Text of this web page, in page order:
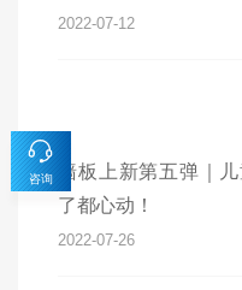
2022-07-12
墙板上新第五弹｜
了都心动！
2022-07-26
咨询